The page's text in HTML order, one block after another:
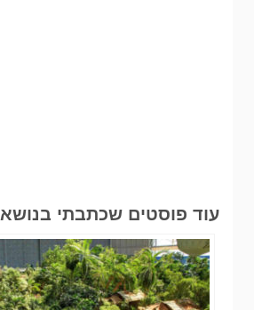
עוד פוסטים שכתבתי בנושא